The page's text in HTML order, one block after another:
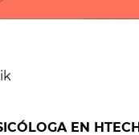
EN HTECH